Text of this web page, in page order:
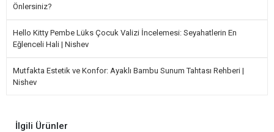
Önlersiniz?
Hello Kitty Pembe Lüks Çocuk Valizi İncelemesi: Seyahatlerin En
Eğlenceli Hali | Nishev
Mutfakta Estetik ve Konfor: Ayaklı Bambu Sunum Tahtası Rehberi |
Nishev
İlgili Ürünler